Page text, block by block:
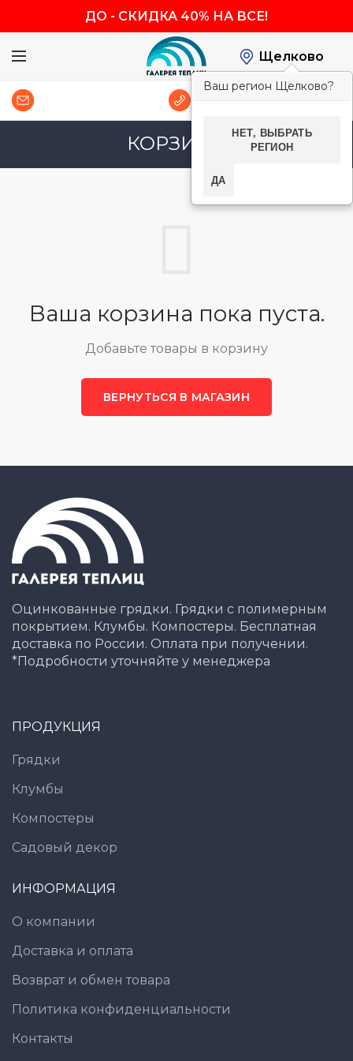
ДО - СКИДКА 40% НА ВСЕ!
Щелково
Ваш регион Щелково?
НЕТ, ВЫБРАТЬ
РЕГИОН
ДА
КОРЗИНА
Ваша корзина пока пуста.
Добавьте товары в корзину
ВЕРНУТЬСЯ В МАГАЗИН
Оцинкованные грядки. Грядки с полимерным
покрытием. Клумбы. Компостеры. Бесплатная
доставка по России. Оплата при получении.
*Подробности уточняйте у менеджера
ПРОДУКЦИЯ
Грядки
Клумбы
Компостеры
Садовый декор
ИНФОРМАЦИЯ
О компании
Доставка и оплата
Возврат и обмен товара
Политика конфиденциальности
Контакты